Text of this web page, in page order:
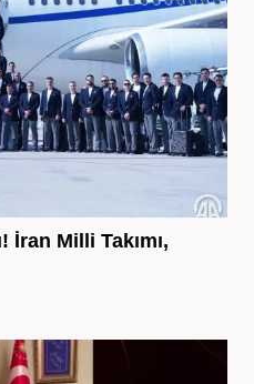
Milli Takımı,